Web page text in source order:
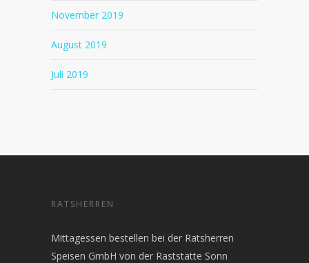
November 2019
August 2019
Juli 2019
RATSHERREN
Mittagessen bestellen bei der Ratsherren
Speisen GmbH von der Raststätte Sonn